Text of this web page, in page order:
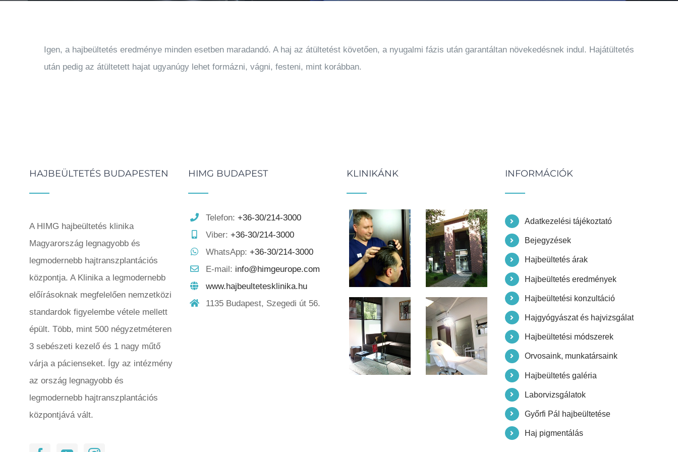
Igen, a hajbeültetés eredménye minden esetben maradandó. A haj az átültetést követően, a nyugalmi fázis után garantáltan növekedésnek indul. Hajátültetés
után pedig az átültetett hajat ugyanúgy lehet formázni, vágni, festeni, mint korábban.
HAJBEÜLTETÉS BUDAPESTEN
A HIMG hajbeültetés klinika
Magyarország legnagyobb és
legmodernebb hajtranszplantációs
központja. A Klinika a legmodernebb
előírásoknak megfelelően nemzetközi
standardok figyelembe vétele mellett
épült. Több, mint 500 négyzetméteren
3 sebészeti kezelő és 1 nagy műtő
várja a pácienseket. Így az intézmény
az ország legnagyobb és
legmodernebb hajtranszplantációs
központjává vált.
HIMG BUDAPEST
Telefon: +36-30/214-3000
Viber: +36-30/214-3000
WhatsApp: +36-30/214-3000
E-mail: info@himgeurope.com
www.hajbeultetesklinika.hu
1135 Budapest, Szegedi út 56.
KLINIKÁNK INFORMÁCIÓK
Adatkezelési tájékoztató
Bejegyzések
Hajbeültetés árak
Hajbeültetés eredmények
Hajbeültetési konzultáció
Hajgyógyászat és hajvizsgálat
Hajbeültetési módszerek
Orvosaink, munkatársaink
Hajbeültetés galéria
Laborvizsgálatok
Győrfi Pál hajbeültetése
Haj pigmentálás